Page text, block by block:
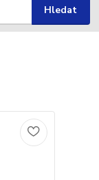
Hledat